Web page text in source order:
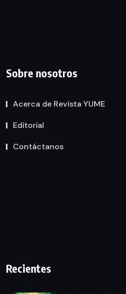
Sobre nosotros
Acerca de Revista YUME
Editorial
Contáctanos
Recientes